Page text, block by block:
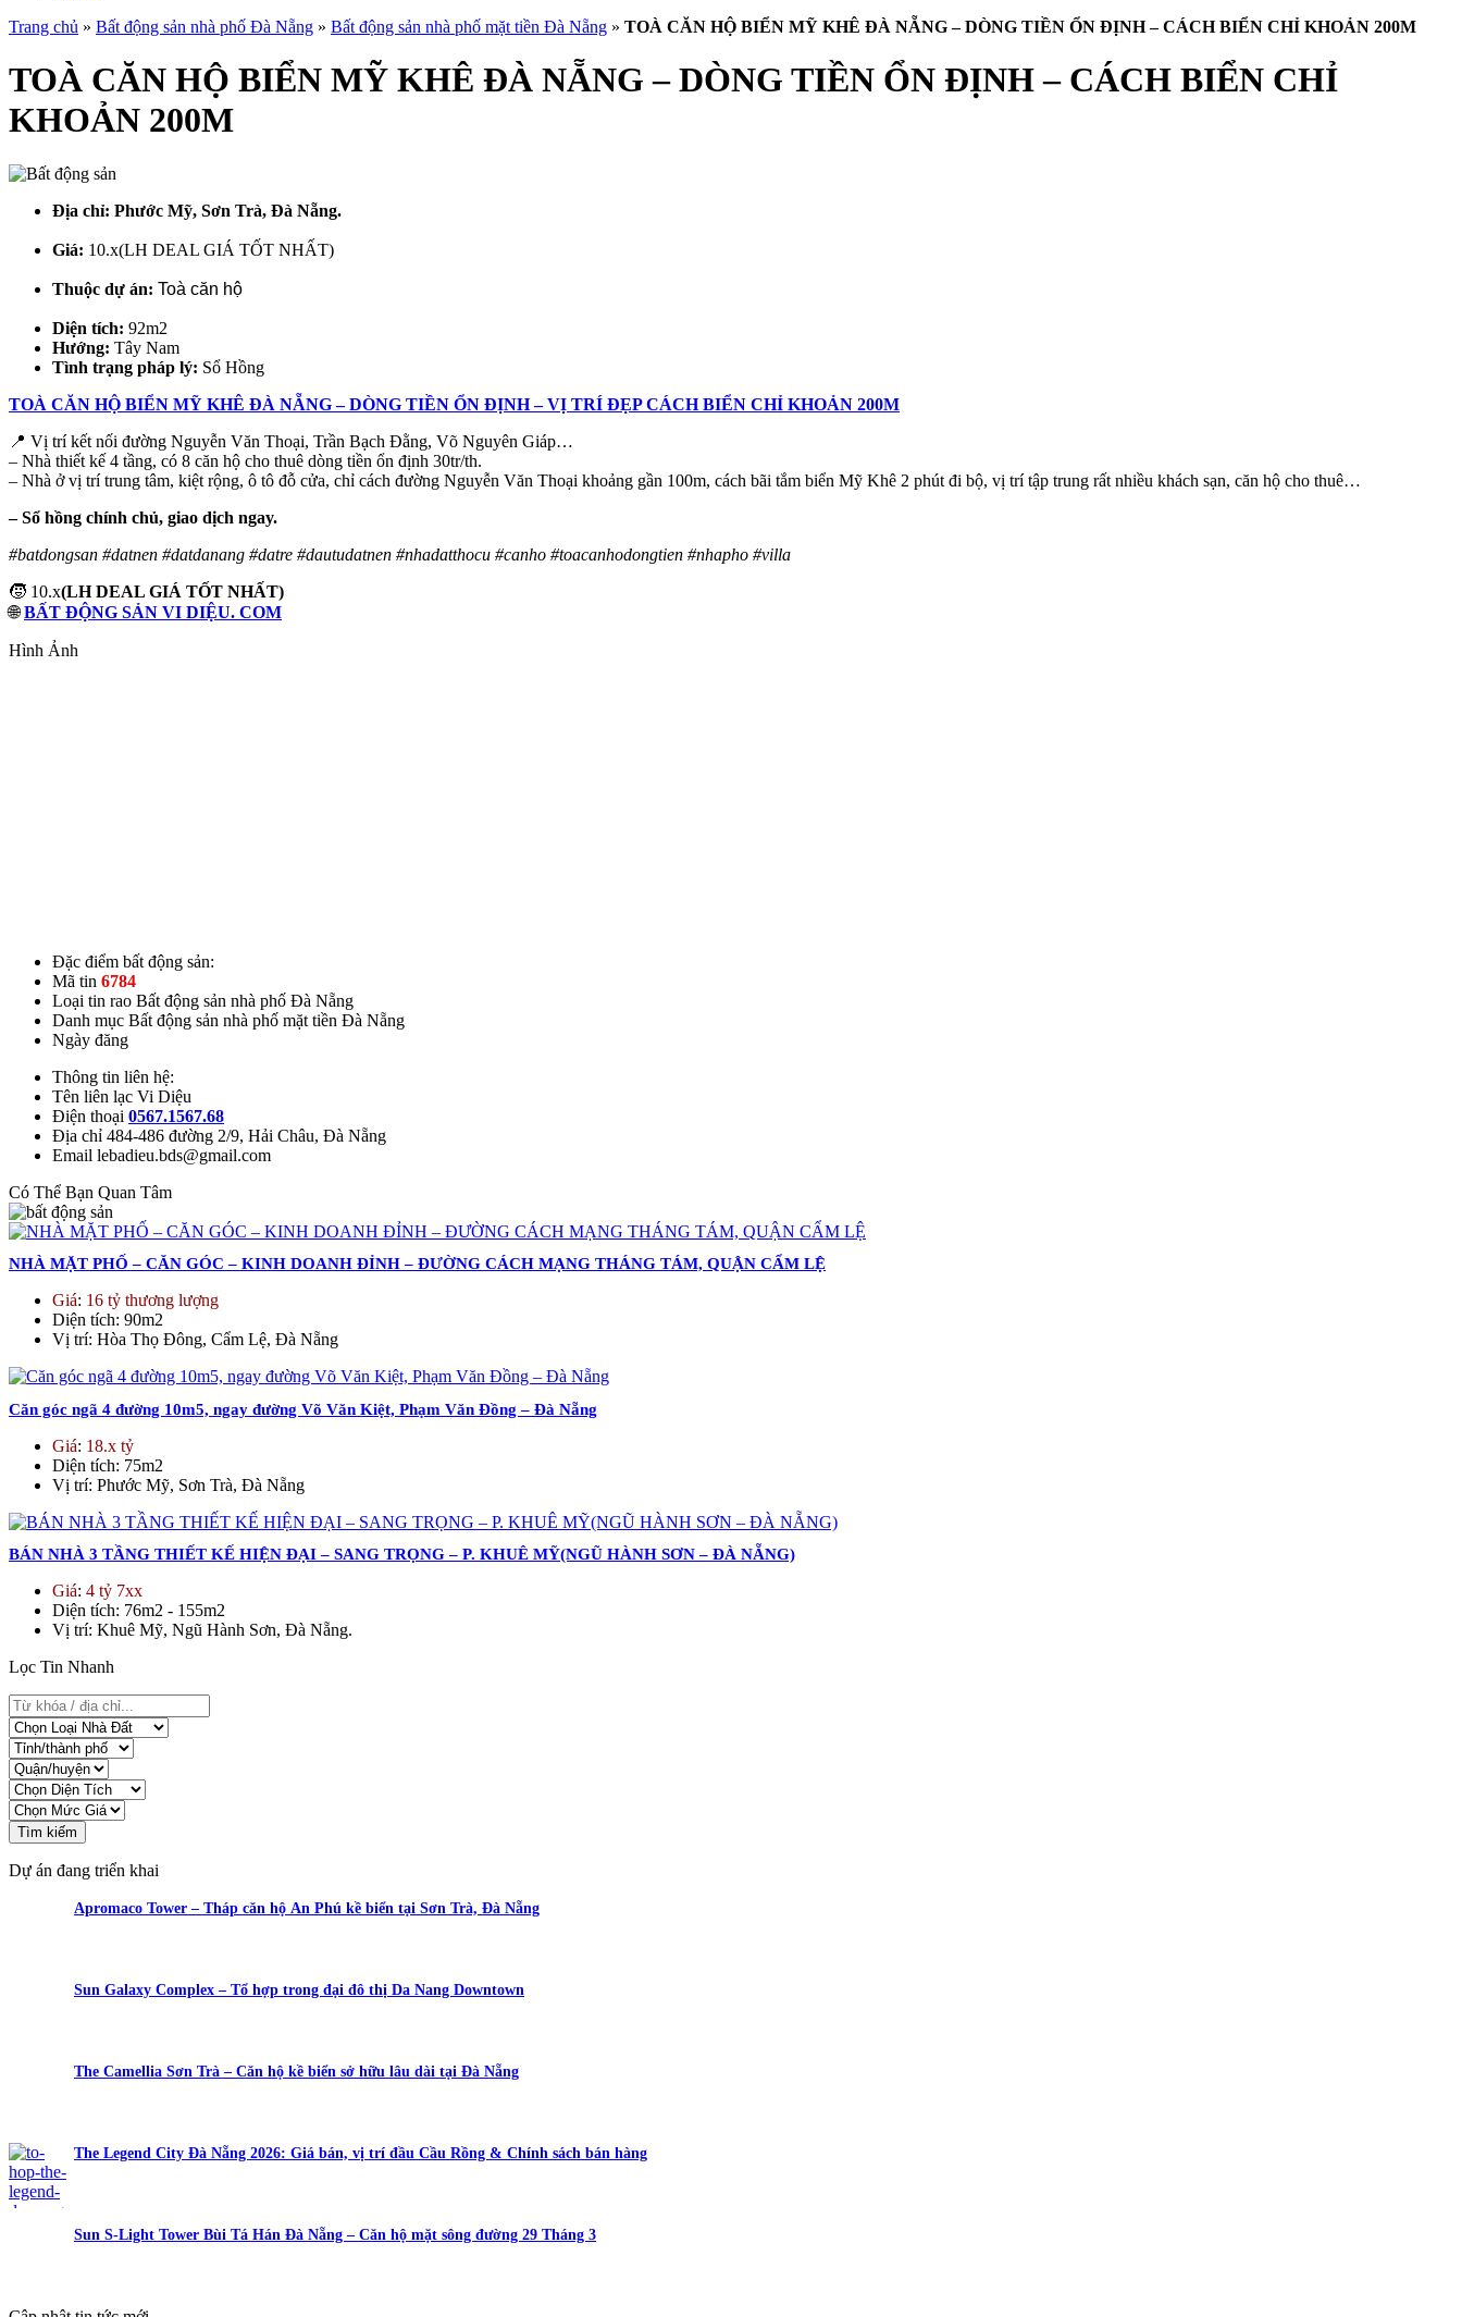
Trang chủ » Bất động sản nhà phố Đà Nẵng » Bất động sản nhà phố mặt tiền Đà Nẵng » TOÀ CĂN HỘ BIỂN MỸ KHÊ ĐÀ NẴNG – DÒNG TIỀN ỔN ĐỊNH – CÁCH BIỂN CHỈ KHOẢN 200M
TOÀ CĂN HỘ BIỂN MỸ KHÊ ĐÀ NẴNG – DÒNG TIỀN ỔN ĐỊNH – CÁCH BIỂN CHỈ
KHOẢN 200M
Địa chỉ: Phước Mỹ, Sơn Trà, Đà Nẵng.
Giá: 10.x(LH DEAL GIÁ TỐT NHẤT)
Thuộc dự án: Toà căn hộ
Diện tích: 92m2
Hướng: Tây Nam
Tình trạng pháp lý: Sổ Hồng
TOÀ CĂN HỘ BIỂN MỸ KHÊ ĐÀ NẴNG – DÒNG TIỀN ỔN ĐỊNH – VỊ TRÍ ĐẸP CÁCH BIỂN CHỈ KHOẢN 200M
📍 Vị trí kết nối đường Nguyễn Văn Thoại, Trần Bạch Đằng, Võ Nguyên Giáp…
– Nhà thiết kế 4 tầng, có 8 căn hộ cho thuê dòng tiền ổn định 30tr/th.
– Nhà ở vị trí trung tâm, kiệt rộng, ô tô đỗ cửa, chỉ cách đường Nguyễn Văn Thoại khoảng gần 100m, cách bãi tắm biển Mỹ Khê 2 phút đi bộ, vị trí tập trung rất nhiều khách sạn, căn hộ cho thuê…
– Sổ hồng chính chủ, giao dịch ngay.
#batdongsan #datnen #datdanang #datre #dautudatnen #nhadatthocu #canho #toacanhodongtien #nhapho #villa
🧒 10.x(LH DEAL GIÁ TỐT NHẤT)
🌐BẤT ĐỘNG SẢN VI DIỆU. COM
Hình Ảnh
Đặc điểm bất động sản:
Mã tin 6784
Loại tin rao Bất động sản nhà phố Đà Nẵng
Danh mục Bất động sản nhà phố mặt tiền Đà Nẵng
Ngày đăng
Thông tin liên hệ:
Tên liên lạc Vi Diệu
Điện thoại 0567.1567.68
Địa chỉ 484-486 đường 2/9, Hải Châu, Đà Nẵng
Email lebadieu.bds@gmail.com
Có Thể Bạn Quan Tâm
NHÀ MẶT PHỐ – CĂN GÓC – KINH DOANH ĐỈNH – ĐƯỜNG CÁCH MẠNG THÁNG TÁM, QUẬN CẨM LỆ
Giá: 16 tỷ thương lượng
Diện tích: 90m2
Vị trí: Hòa Thọ Đông, Cẩm Lệ, Đà Nẵng
Căn góc ngã 4 đường 10m5, ngay đường Võ Văn Kiệt, Phạm Văn Đồng – Đà Nẵng
Giá: 18.x tỷ
Diện tích: 75m2
Vị trí: Phước Mỹ, Sơn Trà, Đà Nẵng
BÁN NHÀ 3 TẦNG THIẾT KẾ HIỆN ĐẠI – SANG TRỌNG – P. KHUÊ MỸ(NGŨ HÀNH SƠN – ĐÀ NẴNG)
Giá: 4 tỷ 7xx
Diện tích: 76m2 - 155m2
Vị trí: Khuê Mỹ, Ngũ Hành Sơn, Đà Nẵng.
Lọc Tin Nhanh
Tìm kiếm
Dự án đang triển khai
Apromaco Tower – Tháp căn hộ An Phú kề biển tại Sơn Trà, Đà Nẵng
Sun Galaxy Complex – Tổ hợp trong đại đô thị Da Nang Downtown
The Camellia Sơn Trà – Căn hộ kề biển sở hữu lâu dài tại Đà Nẵng
The Legend City Đà Nẵng 2026: Giá bán, vị trí đầu Cầu Rồng & Chính sách bán hàng
Sun S-Light Tower Bùi Tá Hán Đà Nẵng – Căn hộ mặt sông đường 29 Tháng 3